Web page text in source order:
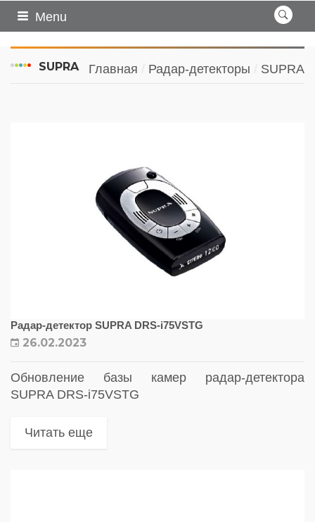
Menu
SUPRA Главная Радар-детекторы SUPRA
Радар-детектор SUPRA DRS-i75VSTG
26.02.2023
Обновление базы камер радар-детектора
SUPRA DRS-i75VSTG
Читать еще